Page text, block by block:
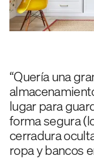
“Quería una
lugar para
forma segura
cerradura
ropa y bancos